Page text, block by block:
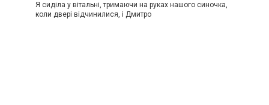
Я сиділа у вітальні, тримаючи на руках нашого синочка,
коли двері відчинилися, і Дмитро